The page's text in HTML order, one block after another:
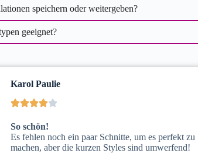
speichern oder weitergeben?
geeignet?
Karol Paulie
So schön!
Es fehlen noch ein paar Schnitte, um es perfekt zu
machen, aber die kurzen Styles sind umwerfend!